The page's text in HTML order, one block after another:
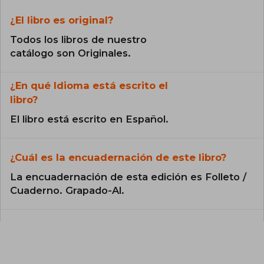
¿El libro es original?
Todos los libros de nuestro
catálogo son Originales.
¿En qué Idioma está escrito el
libro?
El libro está escrito en Español.
¿Cuál es la encuadernación de este libro?
La encuadernación de esta edición es Folleto /
Cuaderno. Grapado-Al.